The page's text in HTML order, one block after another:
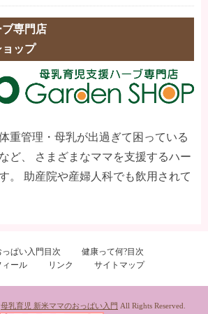
専門店
ップ
重管理・母乳が出過ぎて困っている
ど、 さまざまなママを支援するハー
。 助産院や産婦人科でも飲用されて
ぱい入門目次
健康って何?目次
ィール リンク サイトマップ
母乳育児 新米ママのおっぱい入門 All Rights Reserved.